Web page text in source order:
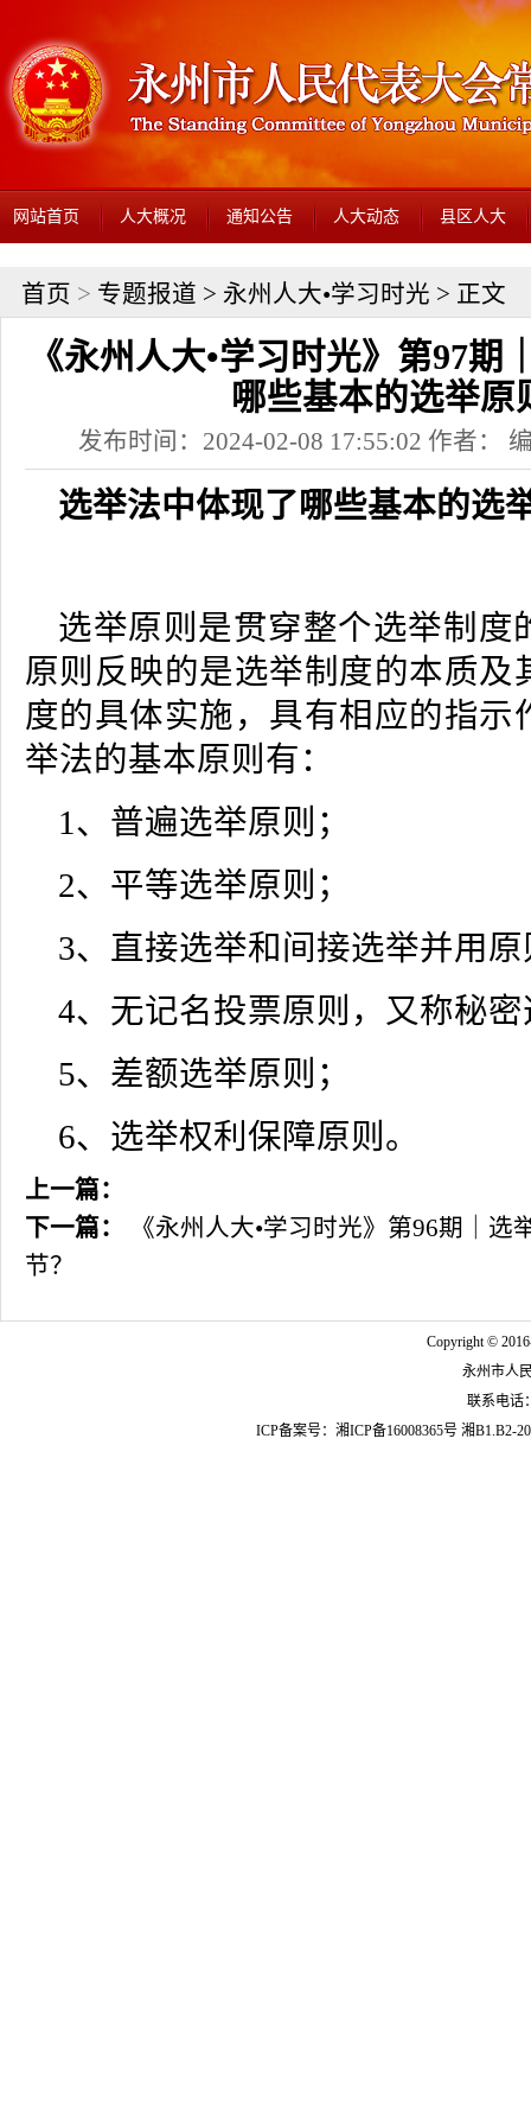
网站首页 人大概况 通知公告 人大动态 县区人大
首页 > 专题报道 > 永州人大•学习时光 > 正文
《永州人大•学习时光》第97期
哪些基本的选举原
发布时间：2024-02-08 17:55:02 作者：
选举法中体现了哪些基本的选
选举原则是贯穿整个选举制度
原则反映的是选举制度的本质及
度的具体实施，具有相应的指示
举法的基本原则有：
1、普遍选举原则；
2、平等选举原则；
3、直接选举和间接选举并用原
4、无记名投票原则，又称秘
5、差额选举原则；
6、选举权利保障原则。
上一篇：
下一篇：
《永州人大•学习时光》第96期｜
节？
Copyright ©
永州市人
联系电话
ICP备案号： 湘ICP备16008365号 湘B1.B2-